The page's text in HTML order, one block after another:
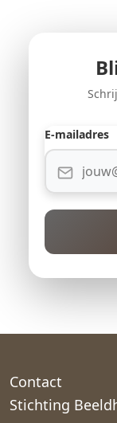
E-mailadres
Contact
Stichting